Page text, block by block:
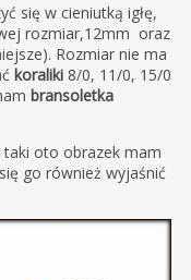
się w cieniutką igłę,
rozmiar,12mm oraz
Rozmiar nie ma
koraliki8/0, 11/0, 15/0
bransoletka
taki oto obrazek mam
go również wyjaśnić